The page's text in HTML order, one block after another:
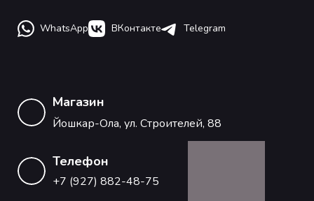
WhatsApp ВКонтакте Telegram
Магазин
Йошкар-Ола, ул. Строителей, 88
Телефон
+7 (927) 882-48-75